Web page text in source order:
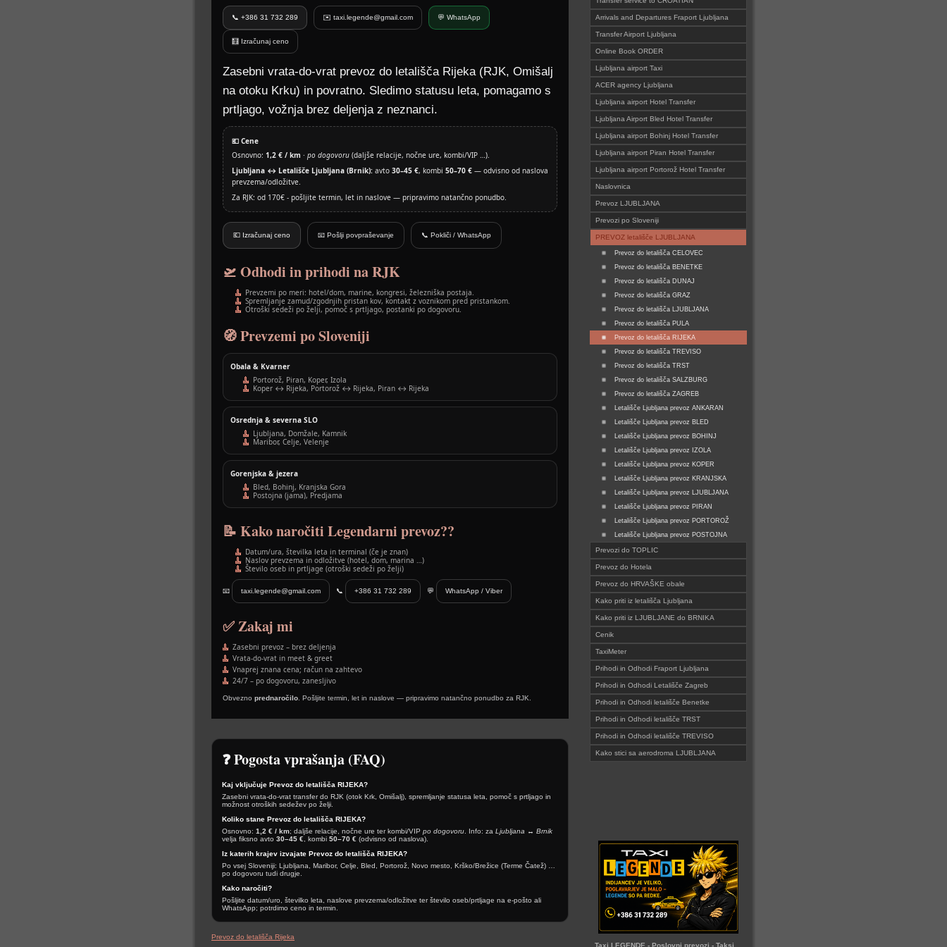
📞 +386 31 732 289 ✉️ taxi.legende@gmail.com 💬 WhatsApp
🧮 Izračunaj ceno
Zasebni vrata-do-vrat prevoz do letališča Rijeka (RJK, Omišalj
na otoku Krku) in povratno. Sledimo statusu leta, pomagamo s
prtljago, vožnja brez deljenja z neznanci.
💶 Cene
Osnovno: 1,2 € / km · po dogovoru (daljše relacije, nočne ure, kombi/VIP …).
Ljubljana ↔ Letališče Ljubljana (Brnik): avto 30–45 €, kombi 50–70 € — odvisno od naslova
prevzema/odložitve.
Za RJK: od 170€ - pošljite termin, let in naslove — pripravimo natančno ponudbo.
💶 Izračunaj ceno 📧 Pošlji povpraševanje 📞 Pokliči / WhatsApp
🛫 Odhodi in prihodi na RJK
Prevzemi po meri: hotel/dom, marine, kongresi, železniška postaja.
Spremljanje zamud/zgodnjih pristan kov, kontakt z voznikom pred pristankom.
Otroški sedeži po želji, pomoč s prtljago, postanki po dogovoru.
🧭 Prevzemi po Sloveniji
Obala & Kvarner
Portorož, Piran, Koper, Izola
Koper ↔ Rijeka, Portorož ↔ Rijeka, Piran ↔ Rijeka
Osrednja & severna SLO
Ljubljana, Domžale, Kamnik
Maribor, Celje, Velenje
Gorenjska & jezera
Bled, Bohinj, Kranjska Gora
Postojna (jama), Predjama
📝 Kako naročiti Legendarni prevoz??
Datum/ura, številka leta in terminal (če je znan)
Naslov prevzema in odložitve (hotel, dom, marina …)
Število oseb in prtljage (otroški sedeži po želji)
📧 taxi.legende@gmail.com 📞 +386 31 732 289 💬 WhatsApp / Viber
✅ Zakaj mi
Zasebni prevoz – brez deljenja
Vrata-do-vrat in meet & greet
Vnaprej znana cena; račun na zahtevo
24/7 – po dogovoru, zanesljivo
Obvezno prednaročilo . Pošljite termin, let in naslove — pripravimo natančno ponudbo za RJK.
❓ Pogosta vprašanja (FAQ)
Kaj vključuje Prevoz do letališča RIJEKA?
Zasebni vrata-do-vrat transfer do RJK (otok Krk, Omišalj), spremljanje statusa leta, pomoč s prtljago in
možnost otroških sedežev po želji.
Koliko stane Prevoz do letališča RIJEKA?
Osnovno: 1,2 € / km; daljše relacije, nočne ure ter kombi/VIP po dogovoru . Info: za Ljubljana ↔ Brnik
velja fiksno avto 30–45 € , kombi 50–70 € (odvisno od naslova).
Iz katerih krajev izvajate Prevoz do letališča RIJEKA?
Po vsej Sloveniji: Ljubljana, Maribor, Celje, Bled, Portorož, Novo mesto, Krško/Brežice (Terme Čatež) …
po dogovoru tudi drugje.
Kako naročiti?
Pošljite datum/uro, številko leta, naslove prevzema/odložitve ter število oseb/prtljage na e-pošto ali
WhatsApp; potrdimo ceno in termin.
Prevoz do letališča Rijeka
Arrivals and Departures Fraport Ljubljana
Transfer Airport Ljubljana
Online Book ORDER
Ljubljana airport Taxi
ACER agency Ljubljana
Ljubljana airport Hotel Transfer
Ljubljana Airport Bled Hotel Transfer
Ljubljana airport Bohinj Hotel Transfer
Ljubljana airport Piran Hotel Transfer
Ljubljana airport Portorož Hotel Transfer
Naslovnica
Prevoz LJUBLJANA
Prevozi po Sloveniji
PREVOZ letališče LJUBLJANA
Prevoz do letališča CELOVEC
Prevoz do letališča BENETKE
Prevoz do letališča DUNAJ
Prevoz do letališča GRAZ
Prevoz do letališča LJUBLJANA
Prevoz do letališča PULA
Prevoz do letališča RIJEKA
Prevoz do letališča TREVISO
Prevoz do letališča TRST
Prevoz do letališča SALZBURG
Prevoz do letališča ZAGREB
Letališče Ljubljana prevoz ANKARAN
Letališče Ljubljana prevoz BLED
Letališče Ljubljana prevoz BOHINJ
Letališče Ljubljana prevoz IZOLA
Letališče Ljubljana prevoz KOPER
Letališče Ljubljana prevoz KRANJSKA
Letališče Ljubljana prevoz LJUBLJANA
Letališče Ljubljana prevoz PIRAN
Letališče Ljubljana prevoz PORTOROŽ
Letališče Ljubljana prevoz POSTOJNA
Prevozi do TOPLIC
Prevoz do Hotela
Prevoz do HRVAŠKE obale
Kako priti iz letališča Ljubljana
Kako priti iz LJUBLJANE do BRNIKA
Cenik
TaxiMeter
Prihodi in Odhodi Fraport Ljubljana
Prihodi in Odhodi Letališče Zagreb
Prihodi in Odhodi letališče Benetke
Prihodi in Odhodi letališče TRST
Prihodi in Odhodi letališče TREVISO
Kako stici sa aerodroma LJUBLJANA
Taxi LEGENDE - Poslovni prevozi - Taksi